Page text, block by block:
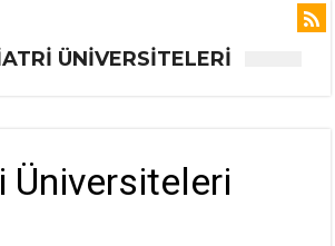
ÜNIVERSITELERI
Üniversiteleri